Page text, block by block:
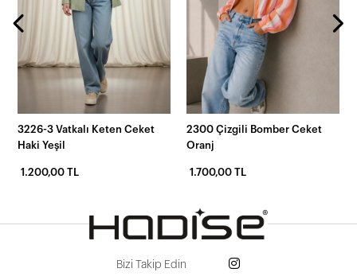
3226-3 Vatkalı Keten Ceket
Haki Yeşil
1.200,00 TL
2300 Çizgili Bomber Ceket
Oranj
1.700,00 TL
Bizi Takip Edin